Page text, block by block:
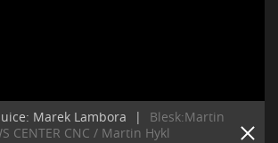
Marek Lambora |
Blesk:Martin
CENTER CNC / Martin Hykl